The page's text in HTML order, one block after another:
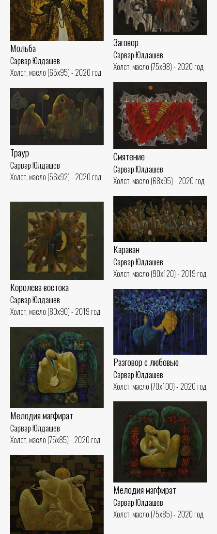
Заговор
Сарвар Юлдашев
Холст, масло (75x98) - 2020 год
Мольба
Сарвар Юлдашев
Холст, масло (65x95) - 2020 год
Смятение
Сарвар Юлдашев
Холст, масло (68x95) - 2020 год
Траур
Сарвар Юлдашев
Холст, масло (56x92) - 2020 год
Караван
Сарвар Юлдашев
Холст, масло (90x120) - 2019 год
Королева востока
Сарвар Юлдашев
Холст, масло (80x90) - 2019 год
Разговор с любовью
Сарвар Юлдашев
Холст, масло (70x100) - 2020 год
Мелодия магфират
Сарвар Юлдашев
Холст, масло (75x85) - 2020 год
Мелодия магфират
Сарвар Юлдашев
Холст, масло (75x85) - 2020 год